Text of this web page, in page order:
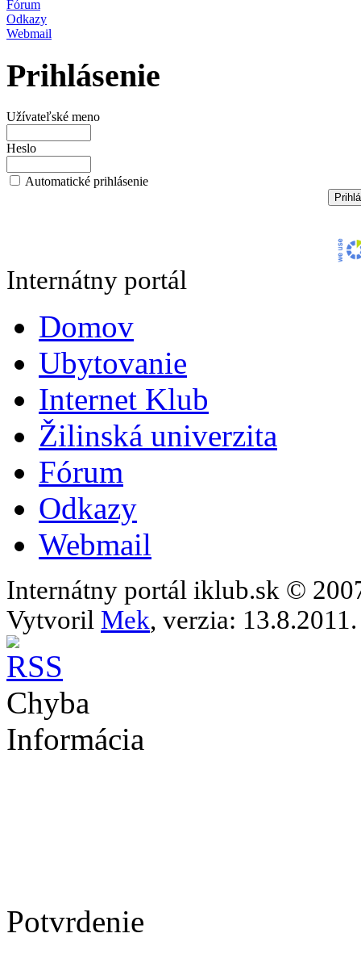
Fórum
Odkazy
Webmail
Prihlásenie
Užívateľské meno
Heslo
Automatické prihlásenie
Internátny portál
Domov
Ubytovanie
Internet Klub
Žilinská univerzita
Fórum
Odkazy
Webmail
Internátny portál iklub.sk ©
Vytvoril Mek, verzia: 13.8.2011.
Chyba
Informácia
Potvrdenie